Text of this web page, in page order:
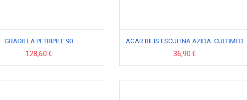
GRADILLA PETRIPILE 90
128,60 €
AGAR BILIS ESCULINA AZIDA. CULTIMED
36,90 €